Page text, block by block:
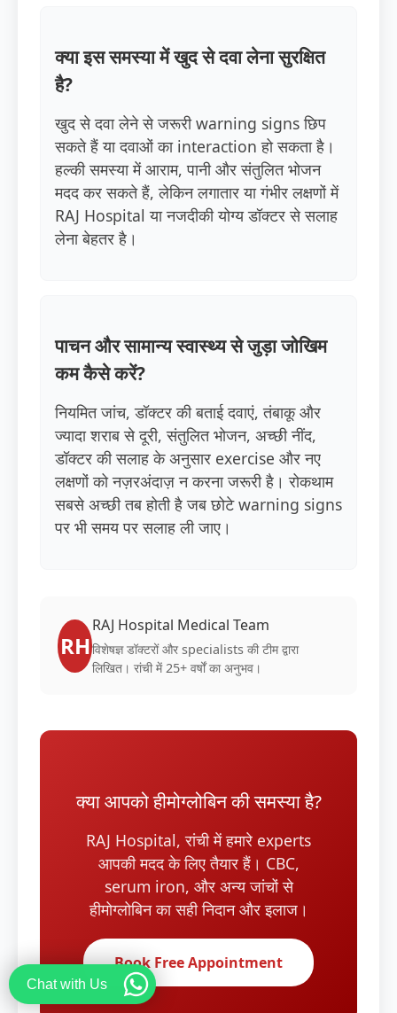
क्या इस समस्या में खुद से दवा लेना सुरक्षित
है?
खुद से दवा लेने से जरूरी warning signs छिप
सकते हैं या दवाओं का interaction हो सकता है।
हल्की समस्या में आराम, पानी और संतुलित भोजन
मदद कर सकते हैं, लेकिन लगातार या गंभीर लक्षणों में
RAJ Hospital या नजदीकी योग्य डॉक्टर से सलाह
लेना बेहतर है।
पाचन और सामान्य स्वास्थ्य से जुड़ा जोखिम
कम कैसे करें?
नियमित जांच, डॉक्टर की बताई दवाएं, तंबाकू और
ज्यादा शराब से दूरी, संतुलित भोजन, अच्छी नींद,
डॉक्टर की सलाह के अनुसार exercise और नए
लक्षणों को नज़रअंदाज़ न करना जरूरी है। रोकथाम
सबसे अच्छी तब होती है जब छोटे warning signs
पर भी समय पर सलाह ली जाए।
RH
RAJ Hospital Medical Team
विशेषज्ञ डॉक्टरों और specialists की टीम द्वारा
लिखित। रांची में 25+ वर्षों का अनुभव।
क्या आपको हीमोग्लोबिन की समस्या है?
RAJ Hospital, रांची में हमारे experts
आपकी मदद के लिए तैयार हैं। CBC,
serum iron, और अन्य जांचों से
हीमोग्लोबिन का सही निदान और इलाज।
Book Free Appointment
Chat with Us